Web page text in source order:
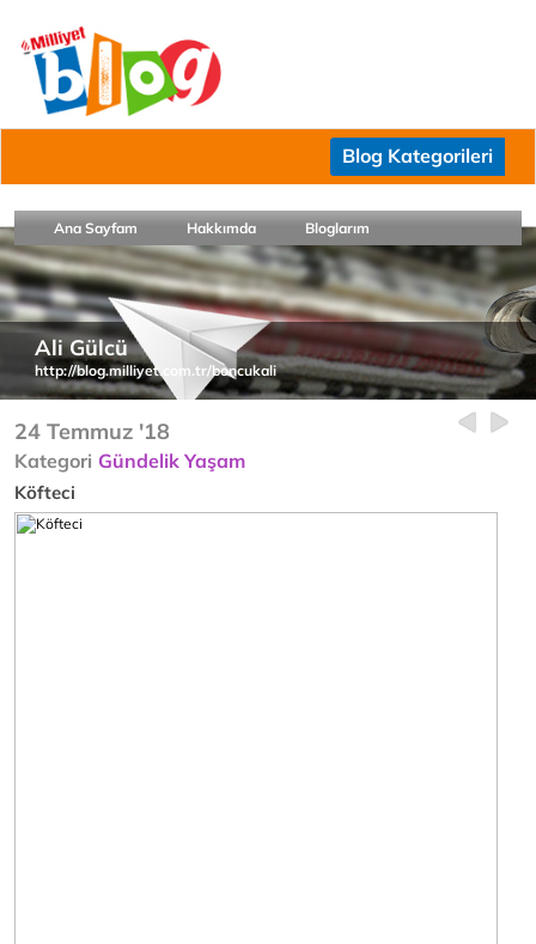
Blog Kategorileri
Ana Sayfam Hakkımda Bloglarım
Ali Gülcü
http://blog.milliyet.com.tr/boncukali
24 Temmuz '18
Kategori Gündelik Yaşam
Köfteci